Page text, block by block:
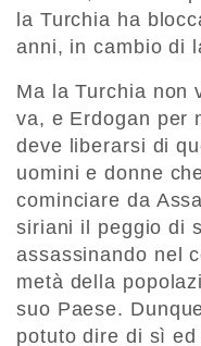
la Turchia ha
anni, in cambio di
Ma la Turchia non
va, e Erdogan per
deve liberarsi di
uomini e donne
cominciare da
siriani il peggio di
assassinando nel
metà della
suo Paese.
potuto dire di sì